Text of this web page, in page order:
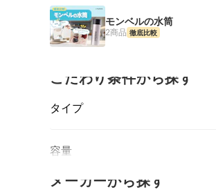
モンベルの水筒
2商品 徹底比較
こだわり条件から探す
タイプ
容量
メーカーから探す